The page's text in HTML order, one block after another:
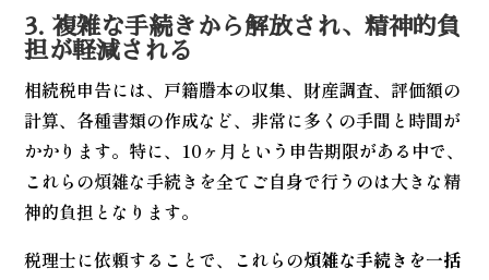
3. 複雑な手続きから解放され、精神的負
担が軽減される
相続税申告には、戸籍謄本の収集、財産調査、評価額の
計算、各種書類の作成など、非常に多くの手間と時間が
かかります。特に、10ヶ月という申告期限がある中で、
これらの煩雑な手続きを全てご自身で行うのは大きな精
神的負担となります。
税理士に依頼することで、これらの煩雑な手続きを一括